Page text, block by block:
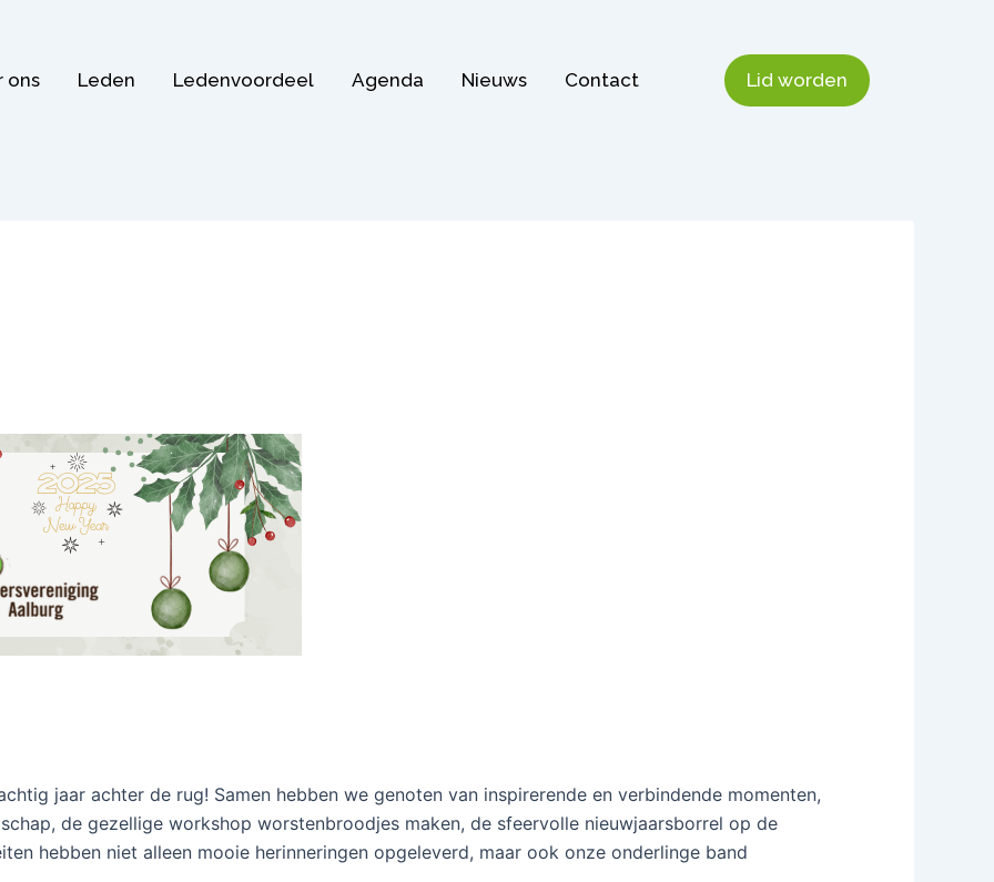
ons Leden Ledenvoordeel Agenda Nieuws Contact Lid worden
jaar achter de rug! Samen hebben we genoten van inspirerende en verbindende momenten,
de gezellige workshop worstenbroodjes maken, de sfeervolle nieuwjaarsborrel op de
hebben niet alleen mooie herinneringen opgeleverd, maar ook onze onderlinge band